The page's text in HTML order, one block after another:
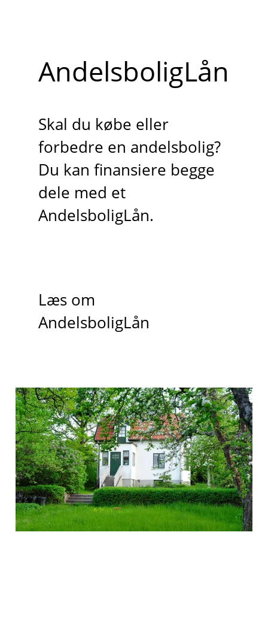
AndelsboligLån
Skal du købe eller
forbedre en andelsbolig?
Du kan finansiere begge
dele med et
AndelsboligLån.
Læs om
AndelsboligLån